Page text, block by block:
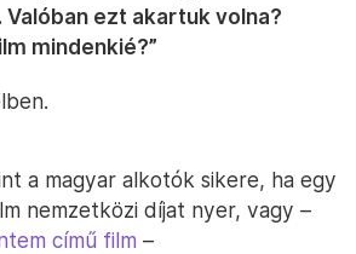
ezt akartuk volna?
mindenkié?”
a magyar alkotók sikere, ha egy
nemzetközi díjat nyer, vagy –
című film –